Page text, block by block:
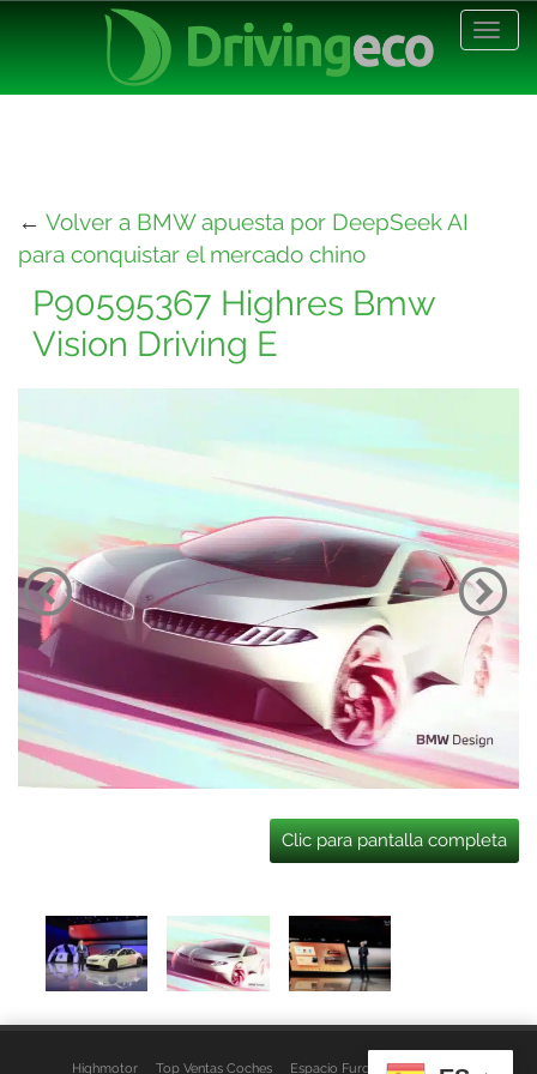
← Volver a BMW apuesta por DeepSeek AI
para conquistar el mercado chino
P90595367 Highres Bmw
Vision Driving E
Clic para pantalla completa
Highmotor Top Ventas Coches Espacio Furgo Aviso Legal